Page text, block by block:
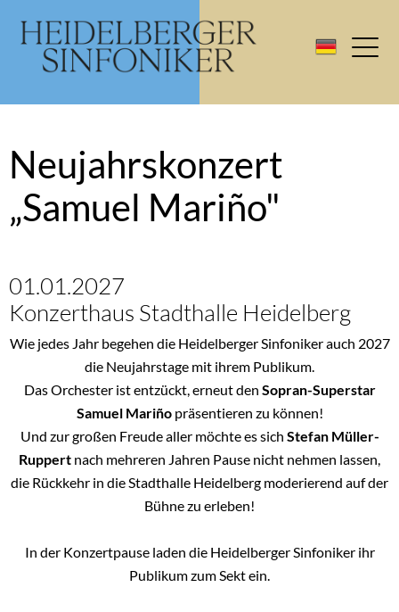
Neujahrskonzert
„Samuel Mariño"
01.01.2027
Konzerthaus Stadthalle Heidelberg
Wie jedes Jahr begehen die Heidelberger Sinfoniker auch 2027
die Neujahrstage mit ihrem Publikum.
Das Orchester ist entzückt, erneut den Sopran-Superstar
Samuel Mariñopräsentieren zu können!
Und zur großen Freude aller möchte es sich Stefan Müller-
Ruppert nach mehreren Jahren Pause nicht nehmen lassen,
die Rückkehr in die Stadthalle Heidelberg moderierend auf der
Bühne zu erleben!
In der Konzertpause laden die Heidelberger Sinfoniker ihr
Publikum zum Sekt ein.